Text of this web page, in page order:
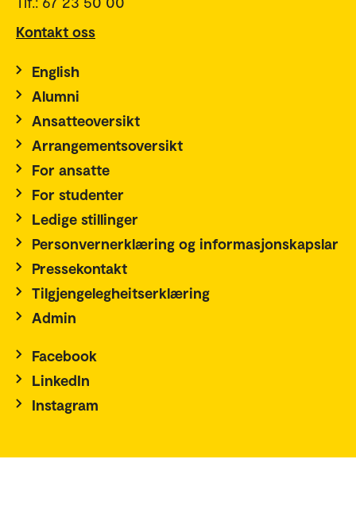
Kontakt oss
English
Alumni
Ansatteoversikt
Arrangementsoversikt
For ansatte
For studenter
Ledige stillinger
Personvernerklæring og informasjonskapslar
Pressekontakt
Tilgjengelegheitserklæring
Admin
Facebook
LinkedIn
Instagram